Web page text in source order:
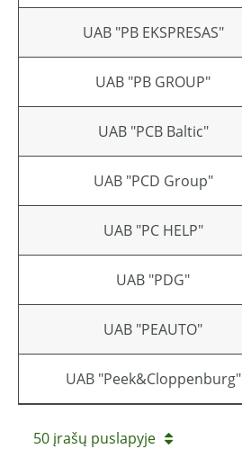
UAB "PB EKSPRESAS"
UAB "PB GROUP"
UAB "PCB Baltic"
UAB "PCD Group"
UAB "PC HELP"
UAB "PDG"
UAB "PEAUTO"
UAB "Peek&Cloppenburg"
50 įrašų puslapyje